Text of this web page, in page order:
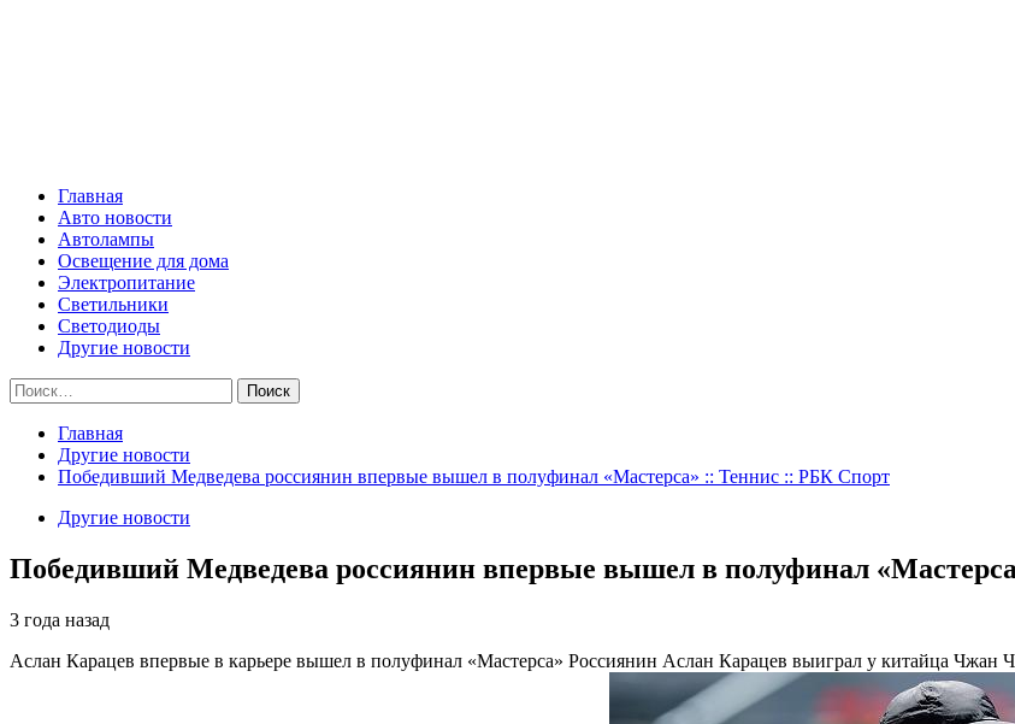
Главная
Авто новости
Автолампы
Освещение для дома
Электропитание
Светильники
Светодиоды
Другие новости
Найти:
Главная
Другие новости
Победивший Медведева россиянин впервые вышел в полуфинал «Мастерса» :: Теннис :: РБК Спорт
Другие новости
Победивший Медведева россиянин впервые вышел в полуфинал
3 года назад
Аслан Карацев впервые в карьере вышел в полуфинал «Мастерса» Россиянин Аслан Карацев выиграл у китайца Чжан